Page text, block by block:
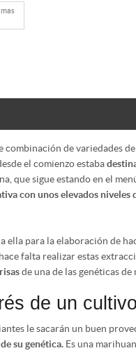
combinación de variedades de
el comienzo estaba
que sigue estando en el
con unos elevados niveles
para la elaboración de
falta realizar estas
de una de las genéticas
de un
le sacarán un buen
su genética. Es una